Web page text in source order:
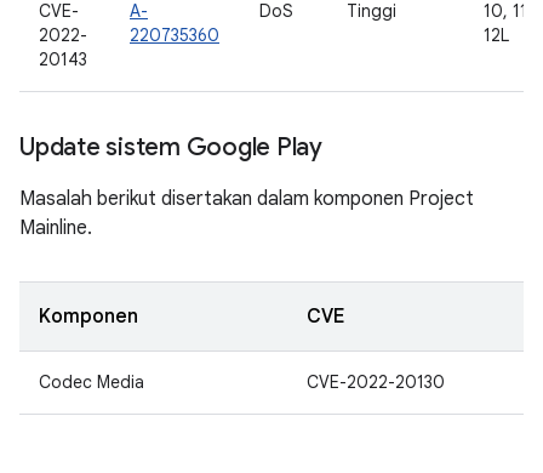
CVE-
2022-
20143
A-
220735360
DoS Tinggi
10, 11,
12L
Update sistem Google Play
Masalah berikut disertakan dalam komponen Project
Mainline.
Komponen CVE
Codec Media CVE-2022-20130